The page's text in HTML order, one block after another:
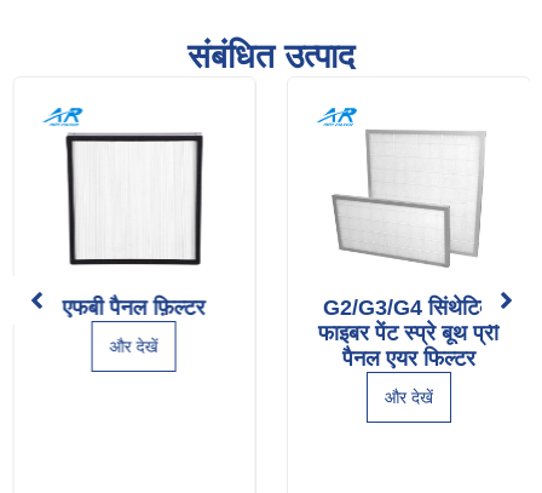
संबंधित उत्पाद
एफबी पैनल फ़िल्टर
और देखें
G2/G3/G4 सिंथेटिक
फाइबर पेंट स्प्रे बूथ प्री
पैनल एयर फिल्टर
और देखें